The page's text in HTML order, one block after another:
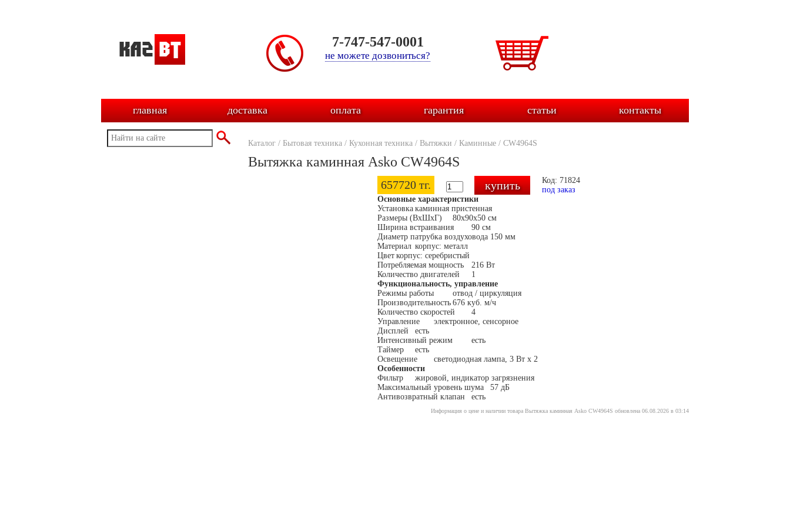
7-747-547-0001
не можете дозвониться?
главная доставка оплата гарантия статьи контакты
Каталог / Бытовая техника / Кухонная техника / Вытяжки / Каминные / CW4964S
Вытяжка каминная Asko CW4964S
657720 тг.
Код: 71824
под заказ
Основные характеристики
Установка каминная пристенная
Размеры (ВхШхГ)
80х90х50 см
Ширина встраивания
90 см
Диаметр патрубка воздуховода 150 мм
Материал корпус: металл
Цвет корпус: серебристый
Потребляемая мощность
216 Вт
Количество двигателей
1
Функциональность, управление
Режимы работы
отвод / циркуляция
Производительность 676 куб. м/ч
Количество скоростей
4
Управление
электронное, сенсорное
Дисплей
есть
Интенсивный режим
есть
Таймер
есть
Освещение
светодиодная лампа, 3 Вт х 2
Особенности
Фильтр
жировой, индикатор загрязнения
Максимальный уровень шума
57 дБ
Антивозвратный клапан
есть
Информация о цене и наличии товара Вытяжка каминная Asko CW4964S обновлена 06.08.2026 в 03:14